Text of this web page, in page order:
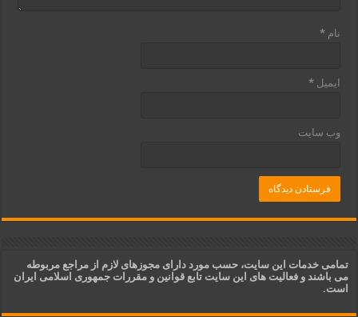
نام*
ایمیل*
وب‌ سایت
تمامی خدمات این سایت، حسب مورد دارای مجوزهای لازم از مراجع مربوطه
می باشند و فعالیت های این سایت تابع قوانین و مقررات جمهوری اسلامی ایران
است.